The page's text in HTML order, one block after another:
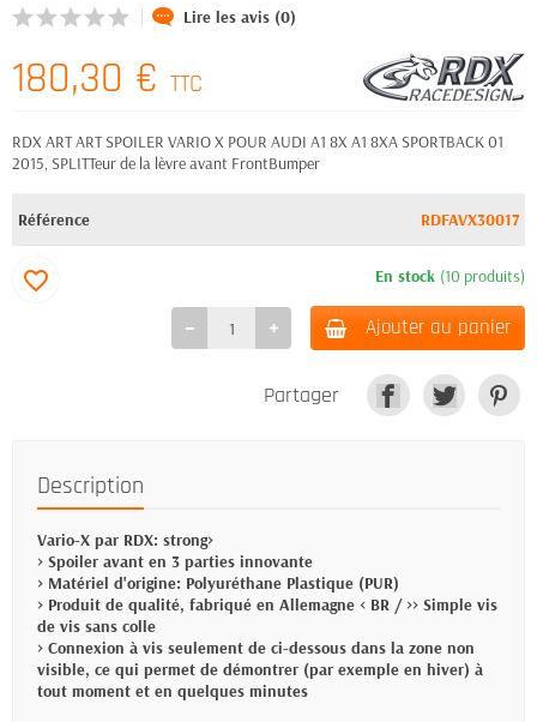
Lire les avis (0)
180,30 € TTC
RDX ART ART SPOILER VARIO X POUR AUDI A1 8X A1 8XA SPORTBACK 01
2015, SPLITTeur de la lèvre avant FrontBumper
Référence RDFAVX30017
En stock (10 produits)
Ajouter au panier
favorite_border
Partager
Description
Vario-X par RDX: strong>
> Spoiler avant en 3 parties innovante
> Matériel d'origine: Polyuréthane Plastique (PUR)
> Produit de qualité, fabriqué en Allemagne < BR / >> Simple vis
de vis sans colle
> Connexion à vis seulement de ci-dessous dans la zone non
visible, ce qui permet de démontrer (par exemple en hiver) à
tout moment et en quelques minutes